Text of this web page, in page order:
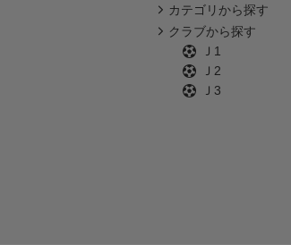
カテゴリから探す
クラブから探す
Ｊ1
Ｊ2
Ｊ3